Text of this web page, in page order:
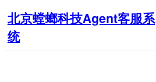
至
内
容
北京螳螂科技Agent客服系
统